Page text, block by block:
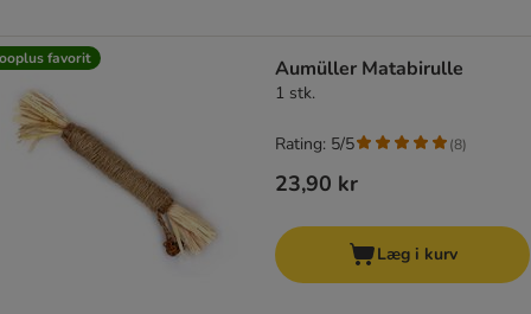
favorit Aumüller Matabirulle
1 stk.
23,90 kr
Rating: 5/5 (8)
Læg i kurv